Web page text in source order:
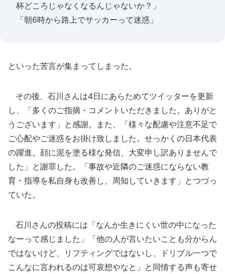
杯どころじゃなくなるんじゃないか？」
「朝6時から路上でサッカーって迷惑」
といった苦言が集まってしまった。
その後、石川さんは4日にあらためてツイッターを更新
し、「多くのご指摘・コメントいただきました。ありがと
うございます」と感謝。また、「様々な配慮や注意不足で
ご心配やご迷惑をお掛け致しました。せっかくの日本代表
の躍進。顔に泥を塗る様な発信、大変申し訳ありませんで
した」と謝罪した。「事故や近隣のご迷惑にならない教
育・指導を私自身も改善し、周知していきます」とつづっ
ていた。
石川さんの投稿には「なんか生きにくい世の中になった
なーって感じました」「他の人が言いたいことも分からん
ではないけど、リフティングではないし、ドリブル一つで
こんなに言われるのは可哀想やなと」と同情する声も寄せ